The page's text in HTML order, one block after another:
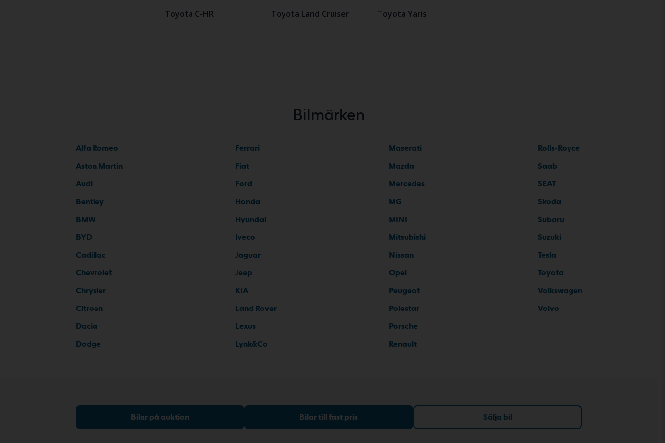
Toyota C-HR
Toyota Land Cruiser
Toyota Yaris
Bilmärken
Alfa Romeo
Aston Martin
Audi
Bentley
BMW
BYD
Cadillac
Chevrolet
Chrysler
Citroen
Dacia
Dodge
Ferrari
Fiat
Ford
Honda
Hyundai
Iveco
Jaguar
Jeep
KIA
Land Rover
Lexus
Lynk&Co
Maserati
Mazda
Mercedes
MG
MINI
Mitsubishi
Nissan
Opel
Peugeot
Polestar
Porsche
Renault
Rolls-Royce
Saab
SEAT
Skoda
Subaru
Suzuki
Tesla
Toyota
Volkswagen
Volvo
Bilar på auktion Bilar till fast pris Sälja bil